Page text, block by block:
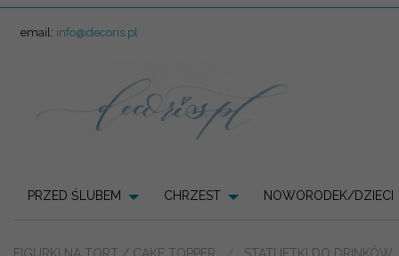
email: info@decoris.pl
PRZED ŚLUBEM CHRZEST NOWORODEK/DZIECI
FIGURKI NA TORT / CAKE TOPPER STATUETKI DO DRINKÓW